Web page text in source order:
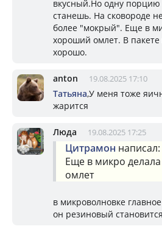
вкусный.Но одну порцию
станешь. На сковороде
более "мокрый". Еще в
хороший омлет. В
хорошо.
anton 19.08.2025 17:10
Татьяна,У меня тоже
жарится
Люда 19.08.2025 17:25
Цитрамон написал:
Еще в микро
омлет
в микроволновке
он резиновый